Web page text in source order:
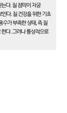
다. 질 점막이 자궁
다. 질 건강을 위한 기초
수가 부족한 상태, 즉 질
다. 그러나 통상적으로